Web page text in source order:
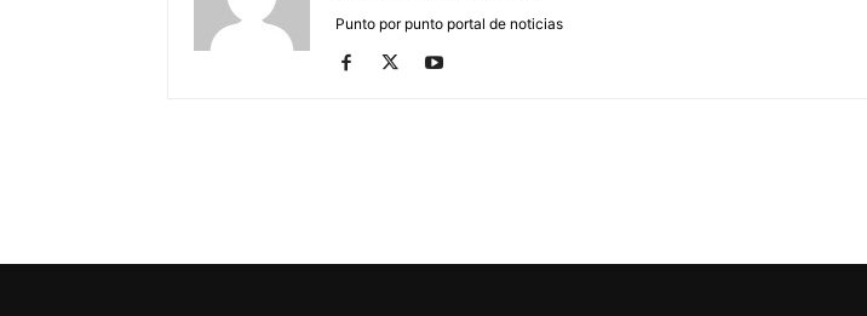
Punto por punto portal de noticias